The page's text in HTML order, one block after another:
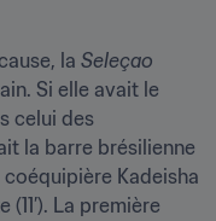
la Seleçao
Si elle avait le
celui des
la barre brésilienne
Kadeisha
La première